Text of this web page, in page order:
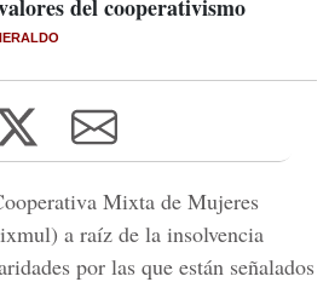
del cooperativismo
Mixta de Mujeres
a raíz de la insolvencia
por las que están señalados